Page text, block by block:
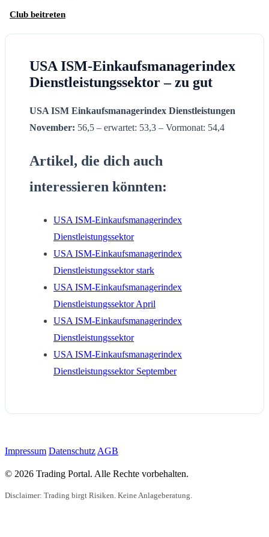
Club beitreten
USA ISM-Einkaufsmanagerindex
Dienstleistungssektor – zu gut
USA ISM Einkaufsmanagerindex Dienstleistungen
November: 56,5 – erwartet: 53,3 – Vormonat: 54,4
Artikel, die dich auch
interessieren könnten:
USA ISM-Einkaufsmanagerindex
Dienstleistungssektor
USA ISM-Einkaufsmanagerindex
Dienstleistungssektor stark
USA ISM-Einkaufsmanagerindex
Dienstleistungssektor April
USA ISM-Einkaufsmanagerindex
Dienstleistungssektor
USA ISM-Einkaufsmanagerindex
Dienstleistungssektor September
Impressum Datenschutz AGB
© 2026 Trading Portal. Alle Rechte vorbehalten.
Disclaimer: Trading birgt Risiken. Keine Anlageberatung.